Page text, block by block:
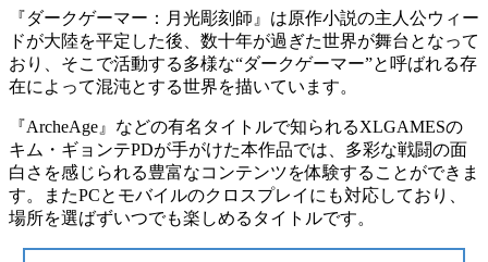
『ダークゲーマー：月光彫刻師』は原作小説の主人公ウィー
ドが大陸を平定した後、数十年が過ぎた世界が舞台となって
おり、そこで活動する多様な“ダークゲーマー”と呼ばれる存
在によって混沌とする世界を描いています。
『ArcheAge』などの有名タイトルで知られるXLGAMESの
キム・ギョンテPDが手がけた本作品では、多彩な戦闘の面
白さを感じられる豊富なコンテンツを体験することができま
す。またPCとモバイルのクロスプレイにも対応しており、
場所を選ばずいつでも楽しめるタイトルです。